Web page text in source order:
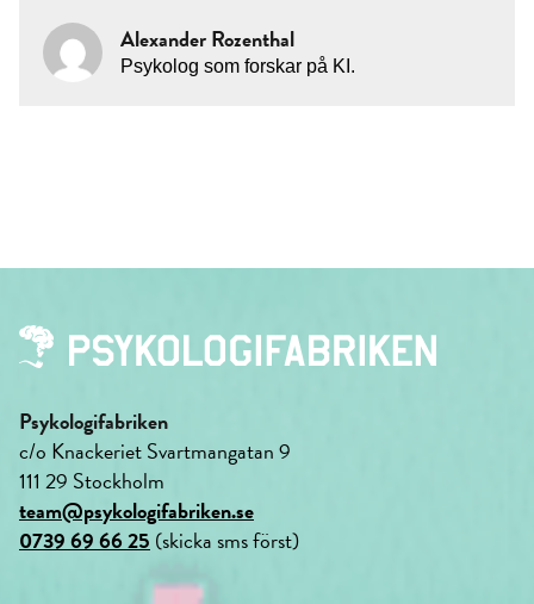
Alexander Rozenthal
Psykolog som forskar på KI.
Psykologifabriken
c/o Knackeriet Svartmangatan 9
111 29 Stockholm
team@psykologifabriken.se
0739 69 66 25 (skicka sms först)